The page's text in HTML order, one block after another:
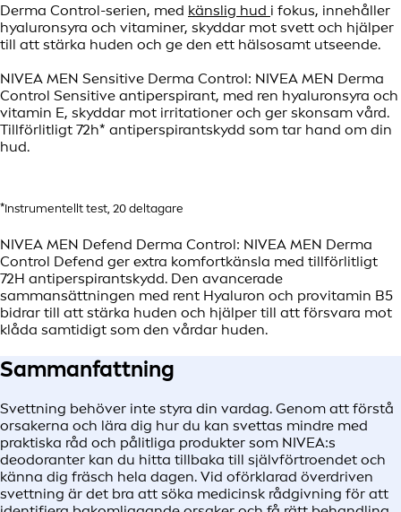
Derma Control-serien, med känslig hud i fokus, innehåller
hyaluronsyra och vitaminer, skyddar mot svett och hjälper
till att stärka huden och ge den ett hälsosamt utseende.
NIVEA MEN Sensitive Derma Control: NIVEA MEN Derma
Control Sensitive antiperspirant, med ren hyaluronsyra och
vitamin E, skyddar mot irritationer och ger skonsam vård.
Tillförlitligt 72h* antiperspirantskydd som tar hand om din
hud.
*Instrumentellt test, 20 deltagare
NIVEA MEN Defend Derma Control: NIVEA MEN Derma
Control Defend ger extra komfortkänsla med tillförlitligt
72H antiperspirantskydd. Den avancerade
sammansättningen med rent Hyaluron och provitamin B5
bidrar till att stärka huden och hjälper till att försvara mot
klåda samtidigt som den vårdar huden.
Sammanfattning
Svettning behöver inte styra din vardag. Genom att förstå
orsakerna och lära dig hur du kan svettas mindre med
praktiska råd och pålitliga produkter som NIVEA:s
deodoranter kan du hitta tillbaka till självförtroendet och
känna dig fräsch hela dagen. Vid oförklarad överdriven
svettning är det bra att söka medicinsk rådgivning för att